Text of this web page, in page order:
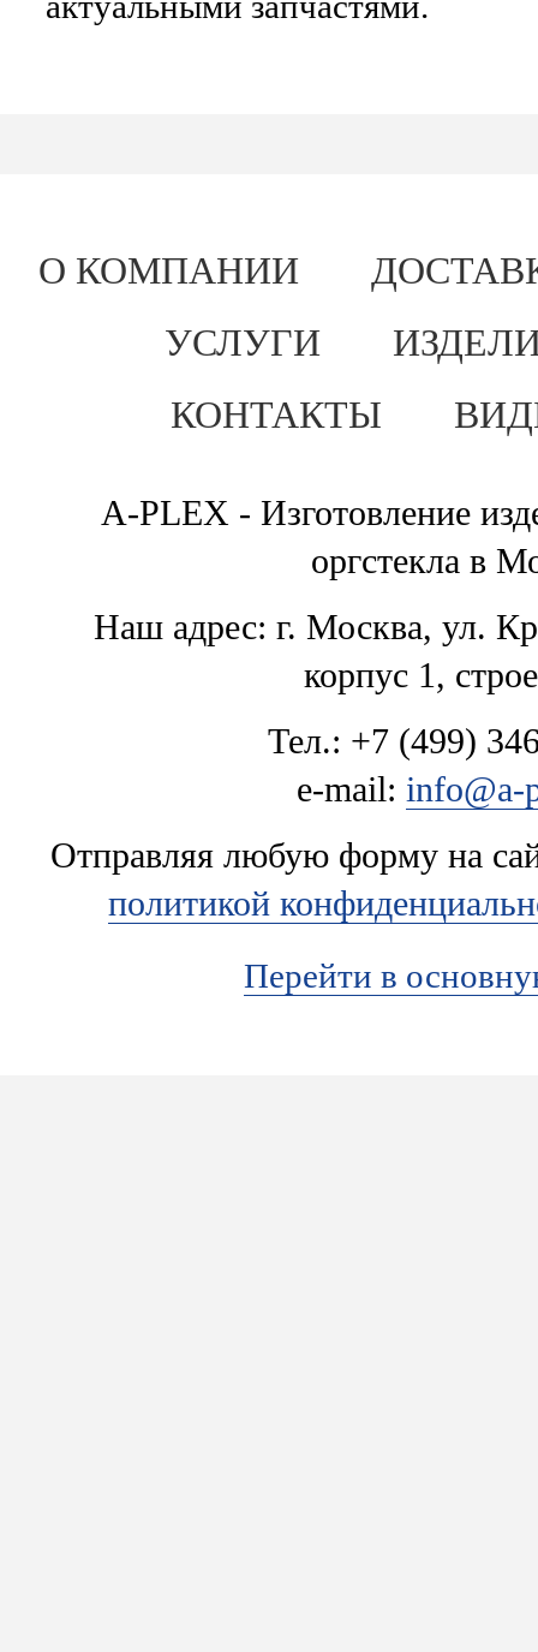
О КОМПАНИИ
УСЛУГИ
КОНТАКТЫ
A-PLEX - Изготовление
оргстекла в
Наш адрес: г. Москва, ул.
корпус 1,
Тел.: +7 (499)
e-mail: info@a-
Отправляя любую форму на
политикой
Перейти в